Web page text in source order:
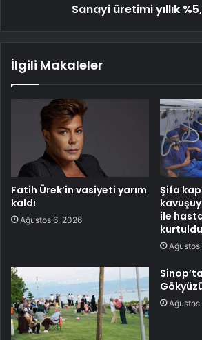
Sanayi üretimi yıllık
İlgili Makaleler
Fatih Ürek’in vasiyeti yarım
kaldı
Ağustos 6, 2026
Şifa
ile